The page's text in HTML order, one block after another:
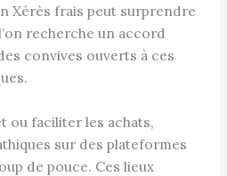
Xérès frais peut surprendre
recherche un accord
convives ouverts à ces
ou faciliter les achats,
sur des plateformes
de pouce. Ces lieux